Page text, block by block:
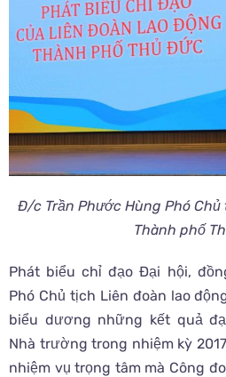
Đ/c Trần Phước Hùng Phó
Thành phố
Phát biểu chỉ đạo Đại hội,
Phó Chủ tịch Liên đoàn lao
biểu dương những kết quả
Nhà trường trong nhiệm kỳ
nhiệm vụ trọng tâm mà Công